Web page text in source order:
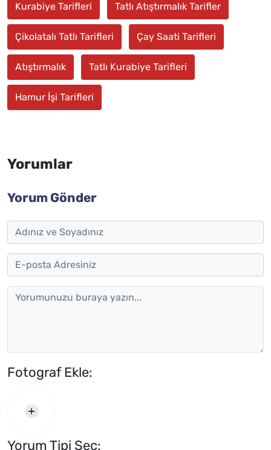
Kurabiye Tarifleri Tatlı Atıştırmalık Tarifler
Çikolatalı Tatlı Tarifleri Çay Saati Tarifleri
Atıştırmalık Tatlı Kurabiye Tarifleri
Hamur İşi Tarifleri
Yorumlar
Yorum Gönder
Fotograf Ekle:
Yorum Tipi Seç: